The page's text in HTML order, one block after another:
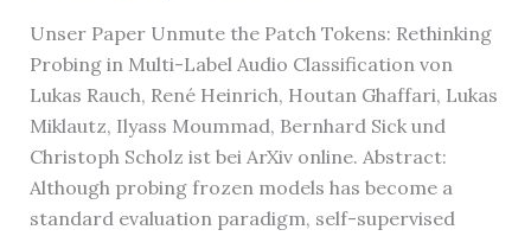
Unser Paper Unmute the Patch Tokens: Rethinking
Probing in Multi-Label Audio Classification von
Lukas Rauch, René Heinrich, Houtan Ghaffari, Lukas
Miklautz, Ilyass Moummad, Bernhard Sick und
Christoph Scholz ist bei ArXiv online. Abstract:
Although probing frozen models has become a
standard evaluation paradigm, self-supervised